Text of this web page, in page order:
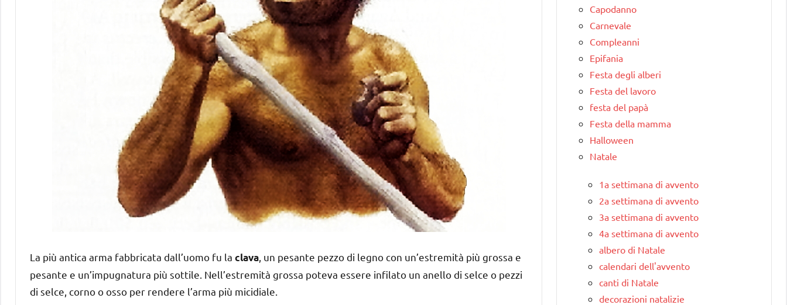
La più antica arma fabbricata dall’uomo fu la clava , un pesante pezzo di legno con un’estremità più grossa e
pesante e un’impugnatura più sottile. Nell’estremità grossa poteva essere infilato un anello di selce o pezzi
di selce, corno o osso per rendere l’arma più micidiale.
Capodanno
Carnevale
Compleanni
Epifania
Festa degli alberi
Festa del lavoro
festa del papà
Festa della mamma
Halloween
Natale
1a settimana di avvento
2a settimana di avvento
3a settimana di avvento
4a settimana di avvento
albero di Natale
calendari dell'avvento
canti di Natale
decorazioni natalizie